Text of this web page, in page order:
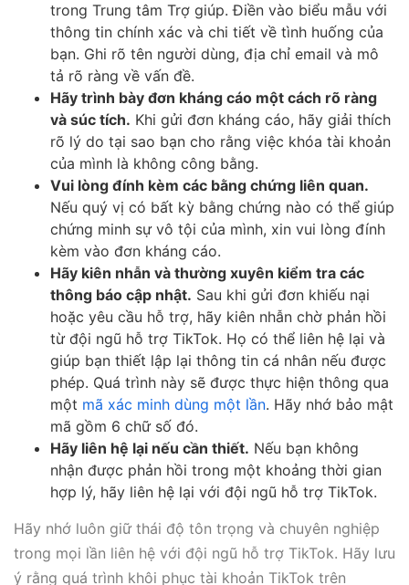
trong Trung tâm Trợ giúp. Điền vào biểu mẫu với
thông tin chính xác và chi tiết về tình huống của
bạn. Ghi rõ tên người dùng, địa chỉ email và mô
tả rõ ràng về vấn đề.
Hãy trình bày đơn kháng cáo một cách rõ ràng
và súc tích. Khi gửi đơn kháng cáo, hãy giải thích
rõ lý do tại sao bạn cho rằng việc khóa tài khoản
của mình là không công bằng.
Vui lòng đính kèm các bằng chứng liên quan.
Nếu quý vị có bất kỳ bằng chứng nào có thể giúp
chứng minh sự vô tội của mình, xin vui lòng đính
kèm vào đơn kháng cáo.
Hãy kiên nhẫn và thường xuyên kiểm tra các
thông báo cập nhật. Sau khi gửi đơn khiếu nại
hoặc yêu cầu hỗ trợ, hãy kiên nhẫn chờ phản hồi
từ đội ngũ hỗ trợ TikTok. Họ có thể liên hệ lại và
giúp bạn thiết lập lại thông tin cá nhân nếu được
phép. Quá trình này sẽ được thực hiện thông qua
một mã xác minh dùng một lần. Hãy nhớ bảo mật
mã gồm 6 chữ số đó.
Hãy liên hệ lại nếu cần thiết. Nếu bạn không
nhận được phản hồi trong một khoảng thời gian
hợp lý, hãy liên hệ lại với đội ngũ hỗ trợ TikTok.
Hãy nhớ luôn giữ thái độ tôn trọng và chuyên nghiệp
trong mọi lần liên hệ với đội ngũ hỗ trợ TikTok. Hãy lưu
ý rằng quá trình khôi phục tài khoản TikTok trên